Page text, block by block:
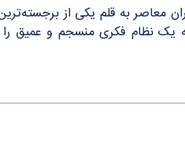
معاصر به قلم یکی از
نظام فکری منسجم و عمیق را